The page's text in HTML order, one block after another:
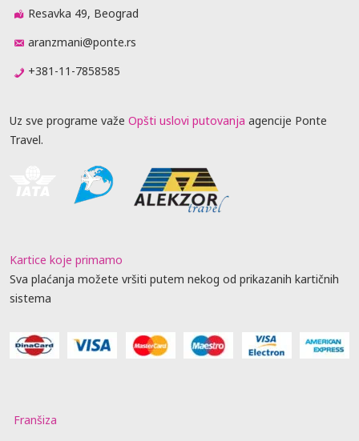
Resavka 49, Beograd
aranzmani@ponte.rs
+381-11-7858585
Uz sve programe važe Opšti uslovi putovanja agencije Ponte
Travel.
Kartice koje primamo
Sva plaćanja možete vršiti putem nekog od prikazanih kartičnih
sistema
Franšiza